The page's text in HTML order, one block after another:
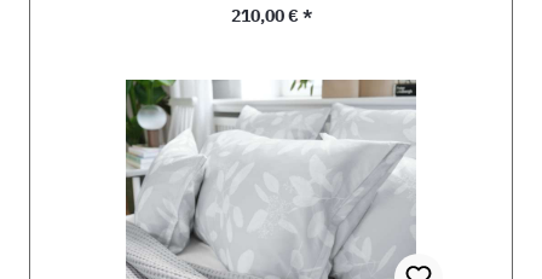
Regulärer Preis:
210,00 € *